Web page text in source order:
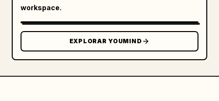
workspace.
EXPLORAR YOUMIND